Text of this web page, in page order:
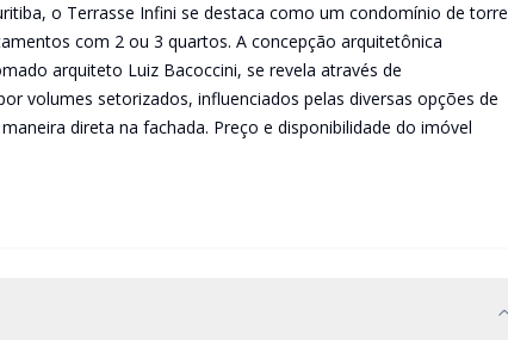
o Terrasse Infini se destaca como um condomínio de torre
com 2 ou 3 quartos. A concepção arquitetônica
arquiteto Luiz Bacoccini, se revela através de
volumes setorizados, influenciados pelas diversas opções de
direta na fachada. Preço e disponibilidade do imóvel